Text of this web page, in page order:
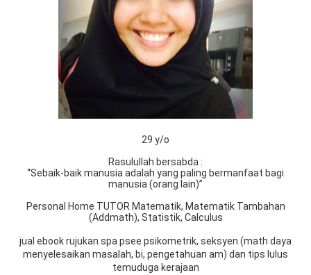
29 y/o
Rasulullah bersabda :
“Sebaik-baik manusia adalah yang paling bermanfaat bagi
manusia (orang lain)”
Personal Home TUTOR Matematik, Matematik Tambahan
(Addmath), Statistik, Calculus
jual ebook rujukan spa psee psikometrik, seksyen (math daya
menyelesaikan masalah, bi, pengetahuan am) dan tips lulus
temuduga kerajaan